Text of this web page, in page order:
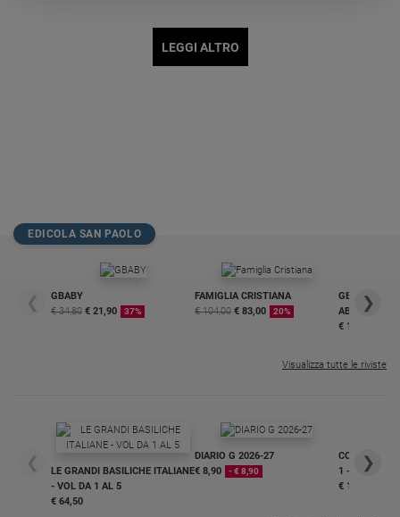
Registrati
LEGGI ALTRO
EDICOLA SAN PAOLO
❮
GBABY
€ 34,80 € 21,90 37%
FAMIGLIA CRISTIANA
€ 104,00 € 83,00 20%
GBABY
€ 16,99
❯
Visualizza tutte le riviste
❮
LE GRANDI BASILICHE ITALIANE
- VOL DA 1 AL 5
€ 64,50
DIARIO G 2026-27
€ 8,90
- € 8,90
COLLANA
1 - 2
€ 18,50
❯